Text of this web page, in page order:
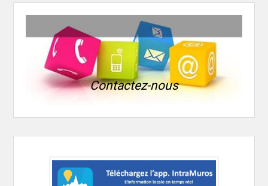
Contactez-nous